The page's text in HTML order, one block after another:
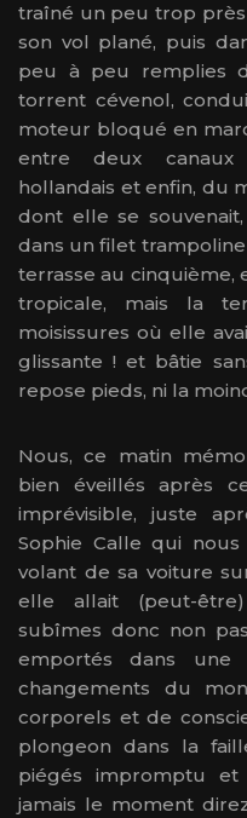
traîné un peu trop
son vol plané, puis
peu à peu remplies
torrent cévenol,
moteur bloqué en
entre deux
hollandais et enfin, du
dont elle se
dans un filet
terrasse au cinquième,
tropicale, mais la
moisissures où elle
glissante ! et bâtie
repose pieds, ni la
Nous, ce matin
bien éveillés après
imprévisible, juste
Sophie Calle qui
volant de sa voiture
elle allait (peut-
subîmes donc non
emportés dans une
changements du
corporels et de
plongeon dans la
piégés impromptu et
jamais le moment